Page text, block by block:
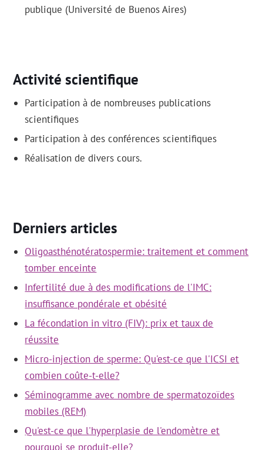
publique (Université de Buenos Aires)
Activité scientifique
Participation à de nombreuses publications
scientifiques
Participation à des conférences scientifiques
Réalisation de divers cours.
Derniers articles
Oligoasthénotératospermie: traitement et comment
tomber enceinte
Infertilité due à des modifications de l'IMC:
insuffisance pondérale et obésité
La fécondation in vitro (FIV): prix et taux de
réussite
Micro-injection de sperme: Qu'est-ce que l'ICSI et
combien coûte-t-elle?
Séminogramme avec nombre de spermatozoïdes
mobiles (REM)
Qu'est-ce que l'hyperplasie de l'endomètre et
pourquoi se produit-elle?